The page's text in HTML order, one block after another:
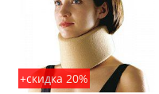
+скидка 20%